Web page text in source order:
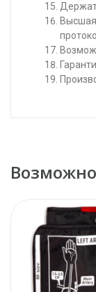
Высшая